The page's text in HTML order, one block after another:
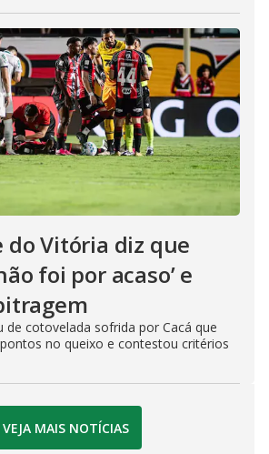
do Vitória diz que
foi por acaso’ e
de cotovelada sofrida por Cacá que
no queixo e contestou critérios
VEJA MAIS NOTÍCIAS